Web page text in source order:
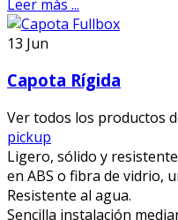
Leer más ...
13 Jun
Capota Rígida
Ver todos los productos
pickup
Ligero, sólido y
en ABS o fibra de vidrio,
Resistente al agua.
Sencilla instalación